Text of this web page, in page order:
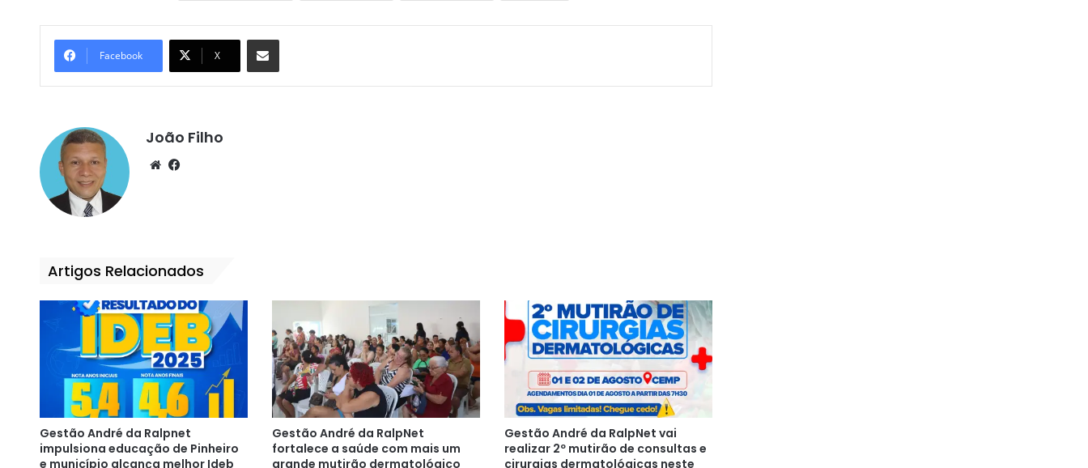
Facebook X
Compartilhar por e-mail
João Filho
We
Artigos Relacionados
Gestão André da Ralpnet
impulsiona educação de Pinheiro
e município alcança melhor Ideb
Gestão André da RalpNet
fortalece a saúde com mais um
grande mutirão dermatológico
Gestão André da RalpNet vai
realizar 2º mutirão de consultas e
cirurgias dermatológicas neste